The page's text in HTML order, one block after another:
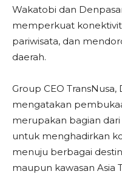
Wakatobi dan
memperkuat
pariwisata, dan
daerah.
Group CEO
mengatakan
merupakan bagian
untuk menghadirkan
menuju berbagai
maupun kawasan Asia